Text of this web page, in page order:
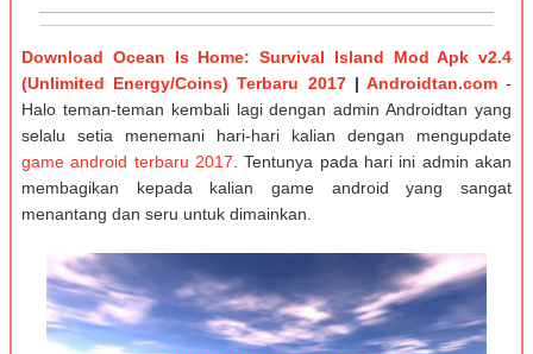
Download Ocean Is Home: Survival Island Моd Apk v2.4
(Unlimited Energy/Coins) Terbaru 2017| Androidtan.com-
Halo teman-teman kembali lagi dengan admin Androidtan yang
selalu setia menemani hari-hari kalian dengan mengupdate
game android terbaru 2017. Tentunya pada hari ini admin akan
membagikan kepada kalian game android yang sangat
menantang dan seru untuk dimainkan.